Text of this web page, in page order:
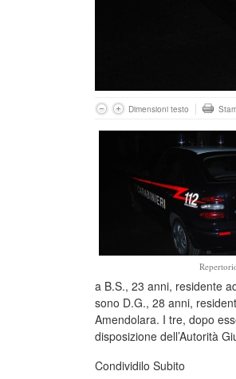
Dimensioni testo
a B.S., 23 anni, residente
sono D.G., 28 anni,
Amendolara. I tre, dopo
disposizione dell’Autorità
Condividilo Subito